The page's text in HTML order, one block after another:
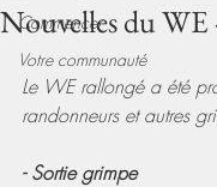
Commencer
Votre communauté
Nouvelles du
Le WE rallongé a été
randonneurs et autres
- Sortie grimpe